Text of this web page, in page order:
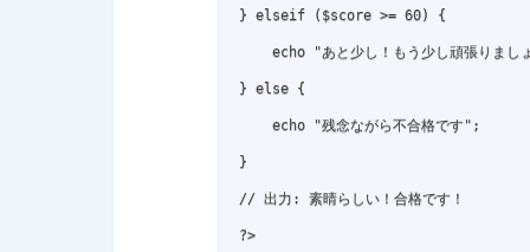
} elseif ($score >= 60) {
echo "あと少し！もう少し頑張りまし
} else {
    echo "残念ながら不合格です";
}
// 出力: 素晴らしい！合格です！
?>